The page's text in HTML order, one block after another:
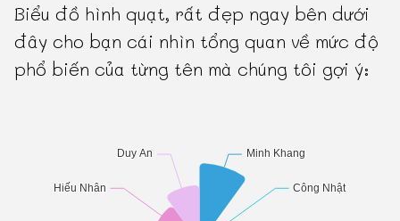
Biểu đồ hình quạt, rất đẹp ngay bên dưới
đây cho bạn cái nhìn tổng quan về mức độ
phổ biến của từng tên mà chúng tôi gợi ý: